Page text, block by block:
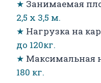
★ Занимаемая
2,5 х 3,5 м.
★ Нагрузка на
до 120кг.
★ Максимальная
180 кг.